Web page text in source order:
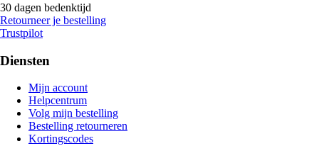
30 dagen bedenktijd
Retourneer je bestelling
Trustpilot
Diensten
Mijn account
Helpcentrum
Volg mijn bestelling
Bestelling retourneren
Kortingscodes